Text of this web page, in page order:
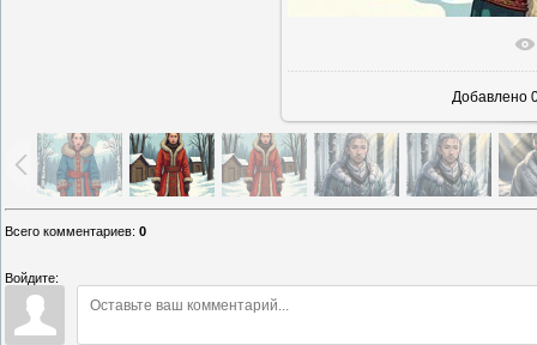
В
Добавлено
Всего комментариев: 0
Войдите: